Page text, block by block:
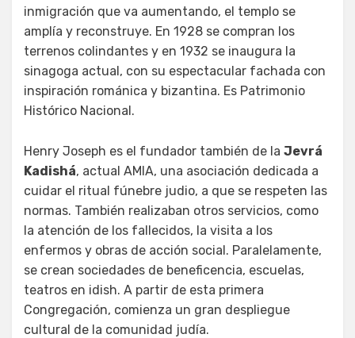
inmigración que va aumentando, el templo se
amplía y reconstruye. En 1928 se compran los
terrenos colindantes y en 1932 se inaugura la
sinagoga actual, con su espectacular fachada con
inspiración románica y bizantina. Es Patrimonio
Histórico Nacional.
Henry Joseph es el fundador también de la Jevrá
Kadishá, actual AMIA, una asociación dedicada a
cuidar el ritual fúnebre judio, a que se respeten las
normas. También realizaban otros servicios, como
la atención de los fallecidos, la visita a los
enfermos y obras de acción social. Paralelamente,
se crean sociedades de beneficencia, escuelas,
teatros en idish. A partir de esta primera
Congregación, comienza un gran despliegue
cultural de la comunidad judía.